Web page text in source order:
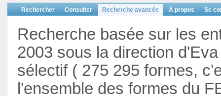
Rechercher Consulter Recherche avancée À propos Se
Recherche basée sur les
2003 sous la direction
sélectif ( 275 295 formes,
l'ensemble des formes du